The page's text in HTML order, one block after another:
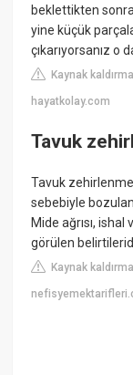
beklettikten
yine küçük
çıkarıyorsanız o
Kaynak
hayatkolay.com
Tavuk
Tavuk
sebebiyle
Mide ağrısı,
görülen
Kaynak